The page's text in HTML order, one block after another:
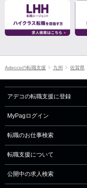
Adeccoの転職支援 九州 佐賀県
アデコの転職支援に登録
MyPagログイン
転職のお仕事検索
転職支援について
公開中の求人検索